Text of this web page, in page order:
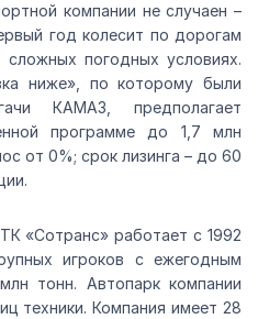
компании не случаен –
год колесит по дорогам
погодных условиях.
ниже», по которому были
КАМАЗ, предполагает
программе до 1,7 млн
от 0%; срок лизинга – до 60
«Сотранс» работает с 1992
игроков с ежегодным
тонн. Автопарк компании
техники. Компания имеет 28